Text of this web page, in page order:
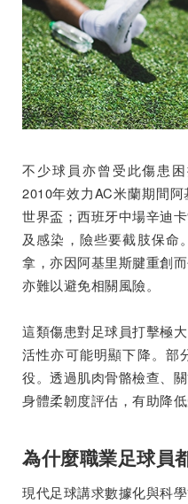
不少球員亦曾受此傷患
2010年效力AC米蘭期間
世界盃；西班牙中場辛迪
及感染，險些要截肢保命
拿，亦因阿基里斯腱重創
亦難以避免相關風險。
這類傷患對足球員打擊極
活性亦可能明顯下降。部
役。透過肌肉骨骼檢查、
身體柔韌度評估，有助降低
為什麼職業足球員
現代足球講求數據化與科